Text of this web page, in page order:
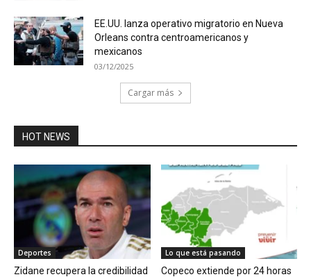
EE.UU. lanza operativo migratorio en Nueva
Orleans contra centroamericanos y
mexicanos
03/12/2025
Cargar más
HOT NEWS
Deportes
Zidane recupera la credibilidad
Lo que está pasando
Copeco extiende por 24 horas